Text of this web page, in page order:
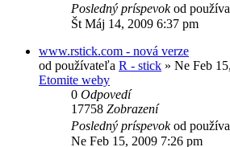
Posledný príspevokod
Št Máj 14, 2009 6:37 pm
www.rstick.com - nová verze
od používateľa R - stick » Ne Feb
Etomite weby
0 Odpovedí
17758 Zobrazení
Posledný príspevokod
Ne Feb 15, 2009 7:26 pm